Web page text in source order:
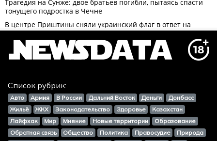
Список рубрик:
Авто Армия В России Дальний Восток Деньги
Донбасс
Жильё
ЖКХ Законодательство Здоровье
Казахстан
Лайфхак
Мир Мнение Новые территории
Образование
Обратная связь
Общество Политика Правосудие
Природа